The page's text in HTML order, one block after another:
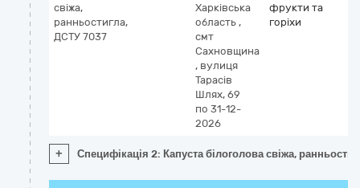
свіжа,
ранньостигла,
ДСТУ 7037
Харківська
область ,
смт
Сахновщина
, вулиця
Тарасів
Шлях, 69
по 31-12-
2026
фрукти та
горіхи
+ Специфікація 2: Капуста білоголова свіжа,